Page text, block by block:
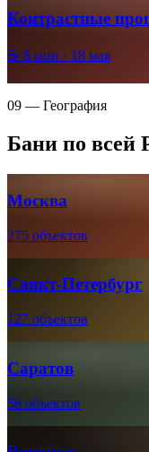
Контрастные
☕ 8 мин · 18 мая
09 — География
Бани по всей
Москва
275 объектов
Санкт-Петербург
127 объектов
Саратов
56 объектов